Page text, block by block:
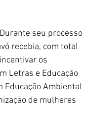
seu processo
recebia, com total
os
Letras e Educação
Educação Ambiental
de mulheres